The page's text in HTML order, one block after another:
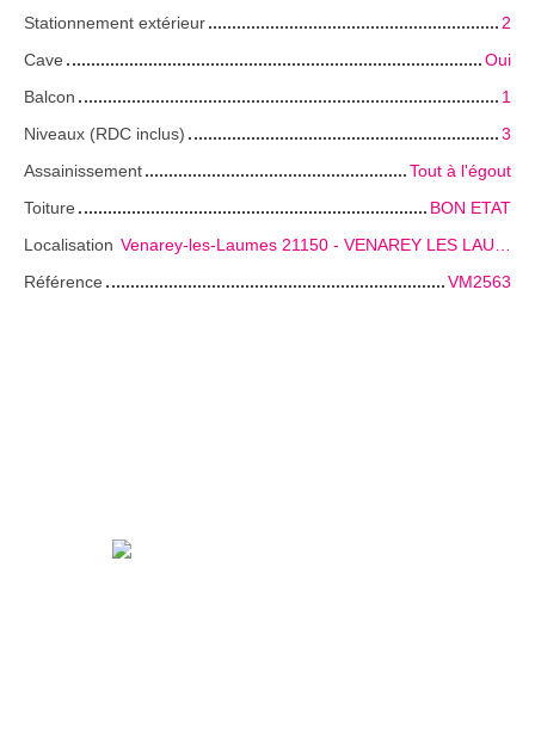
Stationnement extérieur
2
Cave
Oui
Balcon
1
Niveaux (RDC inclus)
3
Assainissement
Tout à l'égout
Toiture
BON ETAT
Localisation
Référence
VM2563